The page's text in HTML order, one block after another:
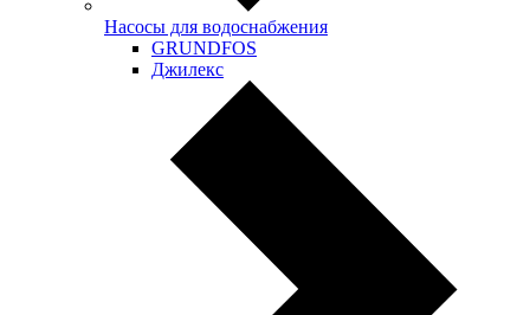
Насосы для водоснабжения
GRUNDFOS
Джилекс